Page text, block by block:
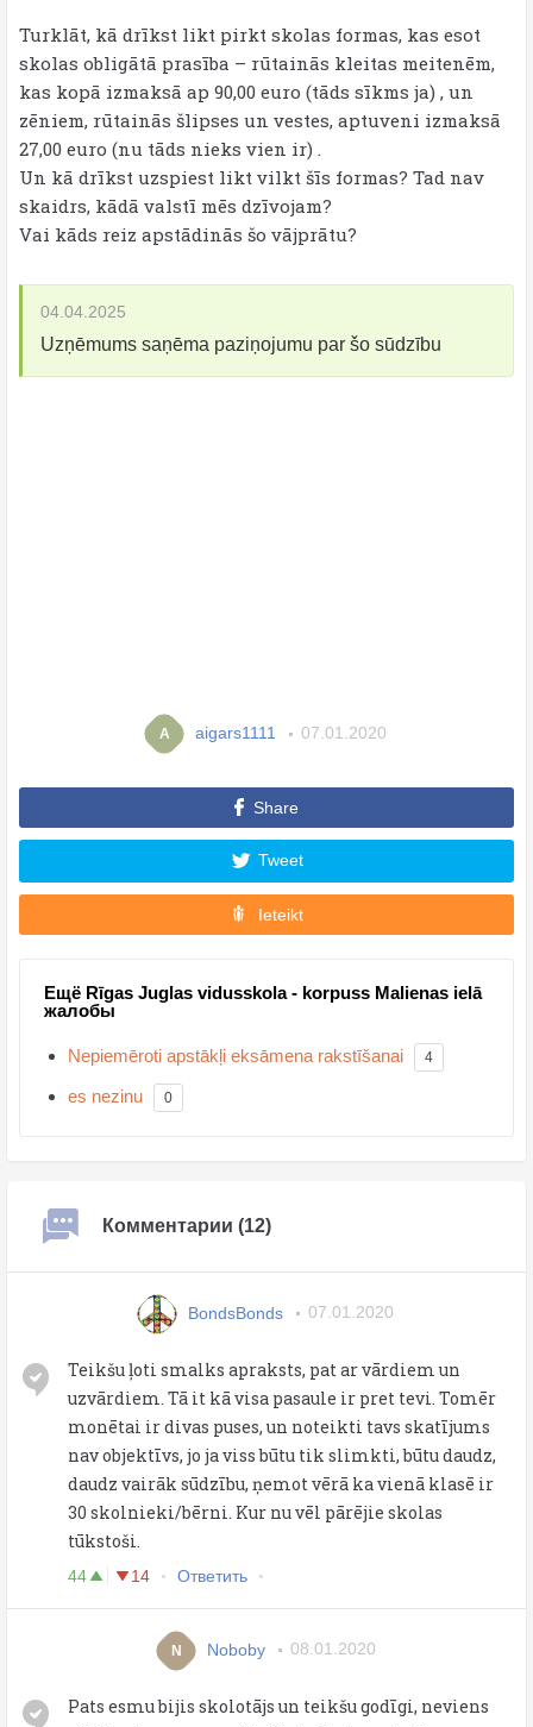
Turklāt, kā drīkst likt pirkt skolas formas, kas esot
skolas obligātā prasība – rūtainās kleitas meitenēm,
kas kopā izmaksā ap 90,00 euro (tāds sīkms ja) , un
zēniem, rūtainās šlipses un vestes, aptuveni izmaksā
27,00 euro (nu tāds nieks vien ir) .
Un kā drīkst uzspiest likt vilkt šīs formas? Tad nav
skaidrs, kādā valstī mēs dzīvojam?
Vai kāds reiz apstādinās šo vājprātu?
04.04.2025
Uzņēmums saņēma paziņojumu par šo sūdzību
A aigars1111 07.01.2020
Share
Tweet
Ieteikt
Ещё Rīgas Juglas vidusskola - korpuss Malienas ielā
жалобы
Nepiemēroti apstākļi eksāmena rakstīšanai 4
es nezinu 0
Комментарии (12)
BondsBonds 07.01.2020
Teikšu ļoti smalks apraksts, pat ar vārdiem un
uzvārdiem. Tā it kā visa pasaule ir pret tevi. Tomēr
monētai ir divas puses, un noteikti tavs skatījums
nav objektīvs, jo ja viss būtu tik slimkti, būtu daudz,
daudz vairāk sūdzību, ņemot vērā ka vienā klasē ir
30 skolnieki/bērni. Kur nu vēl pārējie skolas
tūkstoši.
44 14 Ответить
N Noboby 08.01.2020
Pats esmu bijis skolotājs un teikšu godīgi, neviens